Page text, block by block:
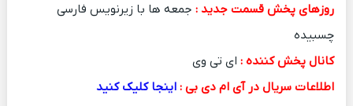
روزهای پخش قسمت جدید :جمعه ها با زیرنویس فارسی
چسبیده
کانال پخش کننده :ای تی وی
اطلاعات سریال در آی ام دی بی : اینجا کلیک کنید